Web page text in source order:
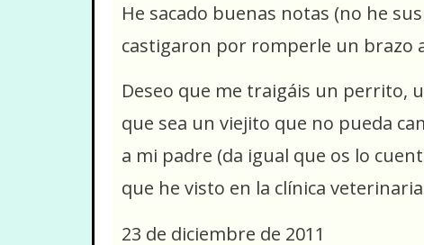
He sacado buenas notas (no he
castigaron por romperle un brazo
Deseo que me traigáis un perrito,
que sea un viejito que no pueda
a mi padre (da igual que os lo
que he visto en la clínica
23 de diciembre de 2011